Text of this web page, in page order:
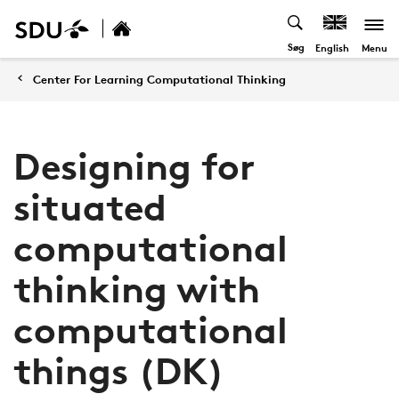
Søg English Menu
Center For Learning Computational Thinking
Designing for
situated
computational
thinking with
computational
things (DK)